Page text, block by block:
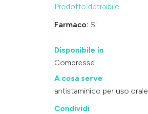
Prodotto detraibile
Farmaco: Si
Disponibile in
Compresse
A cosa serve
antistaminico per uso orale
Condividi